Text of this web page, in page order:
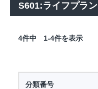
S601:ライフプラン
4件中 1-4件を表示
分類番号